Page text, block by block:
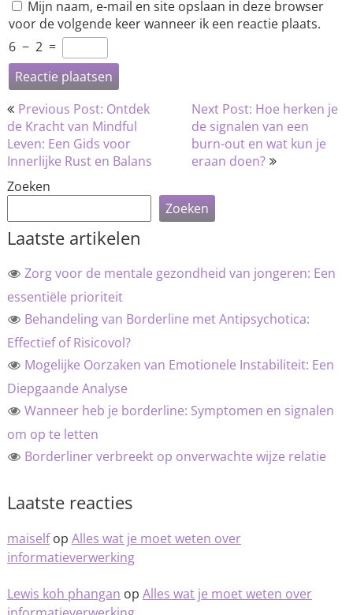
Mijn naam, e-mail en site opslaan in deze browser
voor de volgende keer wanneer ik een reactie plaats.
6 − 2 =
Bericht
navigatie
Previous Post: Ontdek
de Kracht van Mindful
Leven: Een Gids voor
Innerlijke Rust en Balans
Next Post: Hoe herken je
de signalen van een
burn-out en wat kun je
eraan doen?
Zoeken
Zoeken
Laatste artikelen
Zorg voor de mentale gezondheid van jongeren: Een
essentiële prioriteit
Behandeling van Borderline met Antipsychotica:
Effectief of Risicovol?
Mogelijke Oorzaken van Emotionele Instabiliteit: Een
Diepgaande Analyse
Wanneer heb je borderline: Symptomen en signalen
om op te letten
Borderliner verbreekt op onverwachte wijze relatie
Laatste reacties
maiselfop Alles wat je moet weten over
informatieverwerking
Lewis koh phangan op Alles wat je moet weten over